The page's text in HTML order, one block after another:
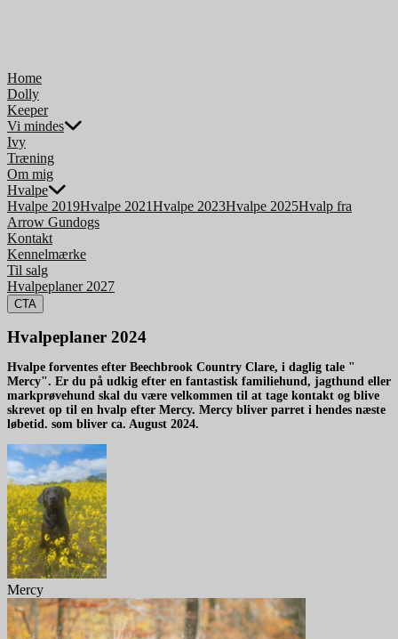
Home
Dolly
Keeper
Vi mindes
Ivy
Træning
Om mig
Hvalpe
Hvalpe 2019Hvalpe 2021Hvalpe 2023Hvalpe 2025Hvalp fra
Arrow Gundogs
Kontakt
Kennelmærke
Til salg
Hvalpeplaner 2027
CTA
Hvalpeplaner 2024
Hvalpe forventes efter Beechbrook Country Clare, i daglig tale "
Mercy". Er du på udkig efter en fantastisk familiehund, jagthund eller
markprøvehund skal du være velkommen til at tage kontakt og blive
skrevet op til en hvalp efter Mercy. Mercy bliver parret i hendes næste
løbetid. som bliver ca. August 2024.
Mercy